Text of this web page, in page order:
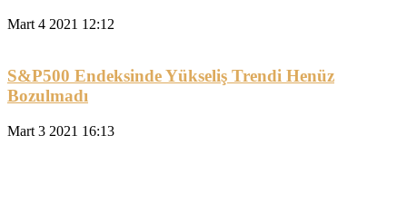
Mart 4 2021 12:12
S&P500 Endeksinde Yükseliş Trendi Henüz
Bozulmadı
Mart 3 2021 16:13